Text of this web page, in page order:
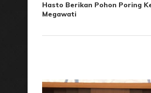
Hasto Berikan Pohon Poring
Megawati